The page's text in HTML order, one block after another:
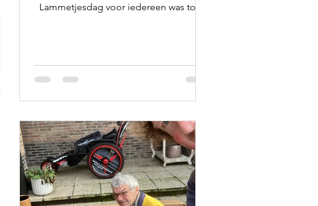
Lammetjesdag voor iedereen was top!